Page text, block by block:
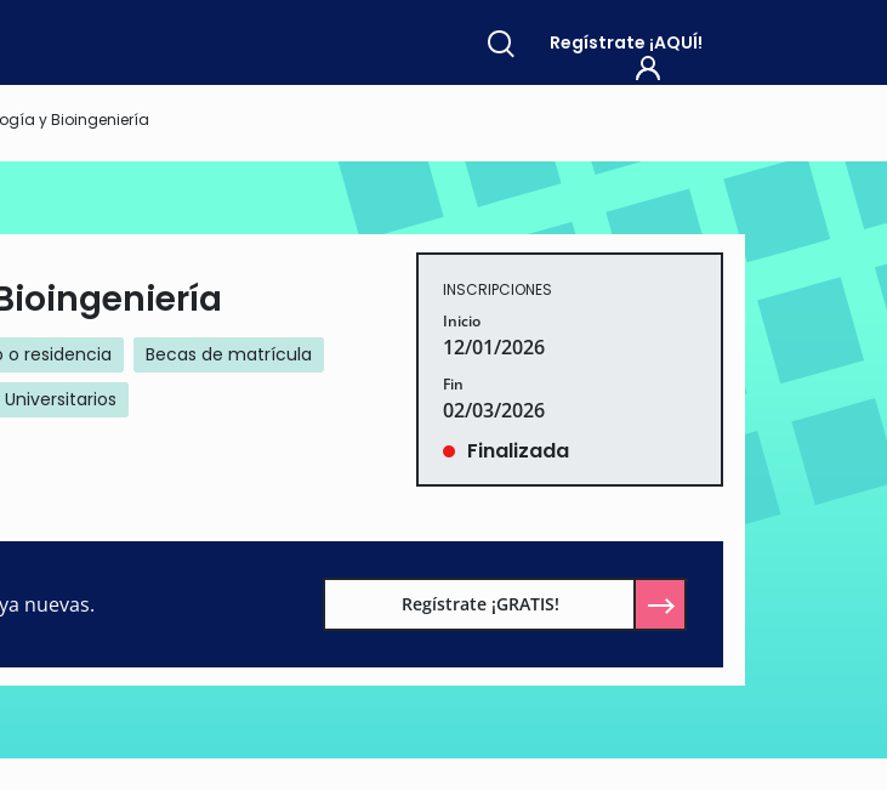
Regístrate ¡AQUÍ!
y Bioingeniería
o residencia
Becas de matrícula
Universitarios
INSCRIPCIONES
Inicio
12/01/2026
Fin
02/03/2026
Finalizada
nuevas. Regístrate ¡GRATIS!